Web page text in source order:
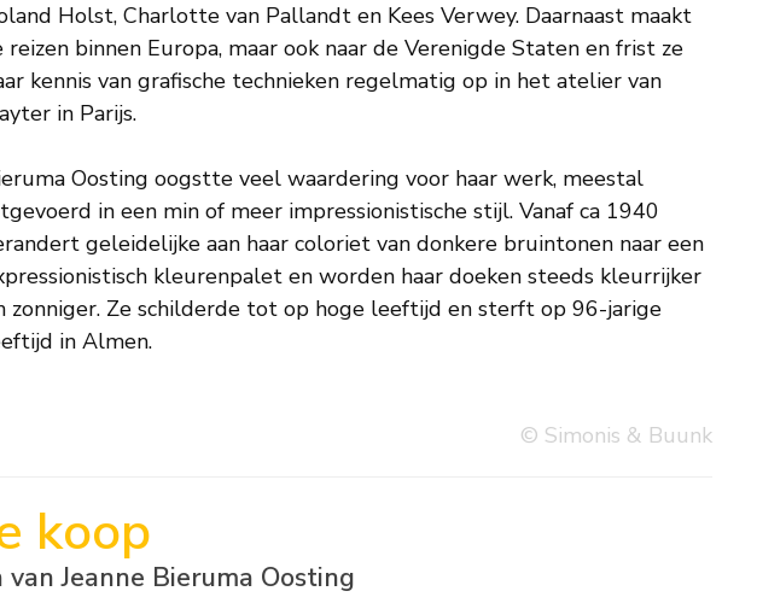
Holst, Charlotte van Pallandt en Kees Verwey. Daarnaast maakt
reizen binnen Europa, maar ook naar de Verenigde Staten en frist ze
kennis van grafische technieken regelmatig op in het atelier van
in Parijs.
Oosting oogstte veel waardering voor haar werk, meestal
in een min of meer impressionistische stijl. Vanaf ca 1940
geleidelijke aan haar coloriet van donkere bruintonen naar een
kleurenpalet en worden haar doeken steeds kleurrijker
zonniger. Ze schilderde tot op hoge leeftijd en sterft op 96-jarige
in Almen.
© Simonis & Buunk
koop
Jeanne Bieruma Oosting